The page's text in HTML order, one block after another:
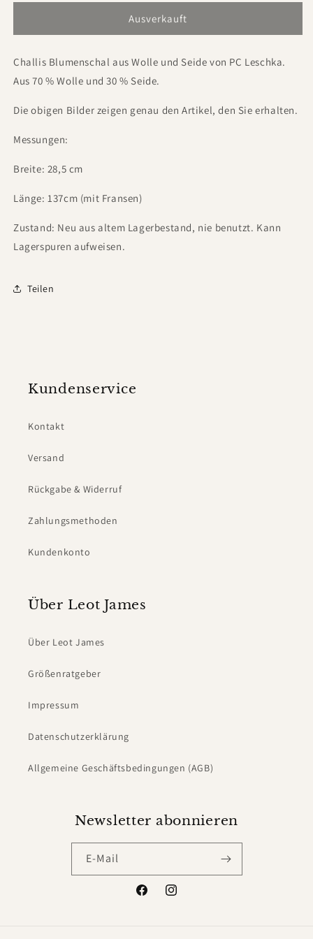
Ausverkauft
Challis Blumenschal aus Wolle und Seide von PC Leschka.
Aus 70 % Wolle und 30 % Seide.
Die obigen Bilder zeigen genau den Artikel, den Sie erhalten.
Messungen:
Breite: 28,5 cm
Länge: 137cm (mit Fransen)
Zustand: Neu aus altem Lagerbestand, nie benutzt. Kann
Lagerspuren aufweisen.
Teilen
Kundenservice
Kontakt
Versand
Rückgabe & Widerruf
Zahlungsmethoden
Kundenkonto
Über Leot James
Über Leot James
Größenratgeber
Impressum
Datenschutzerklärung
Allgemeine Geschäftsbedingungen (AGB)
Newsletter abonnieren
E-Mail
FacebookInstagram